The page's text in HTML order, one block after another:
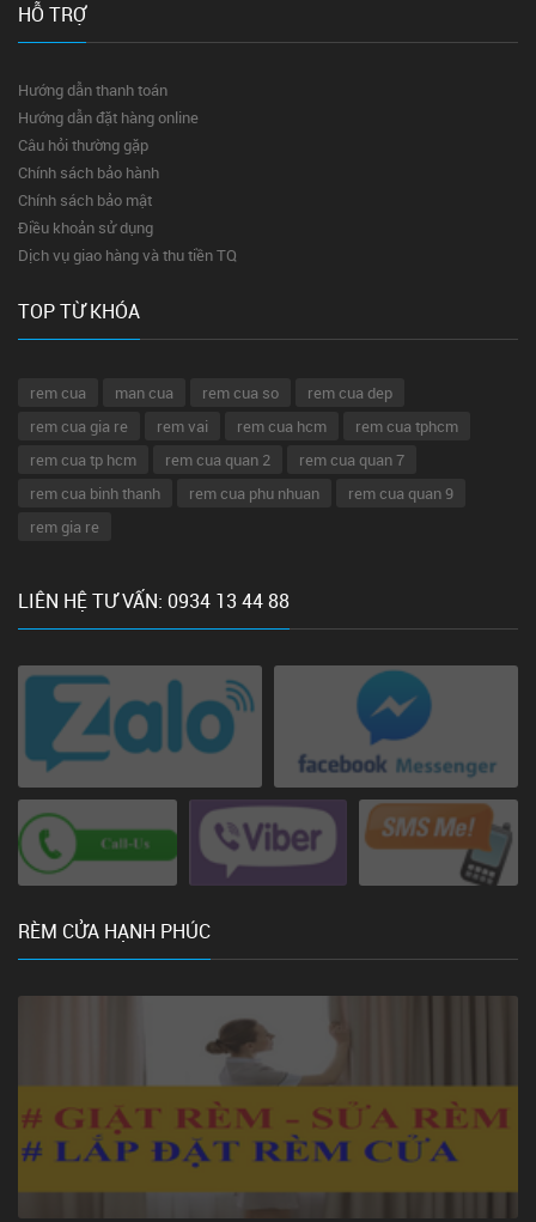
HỖ TRỢ
Hướng dẫn thanh toán
Hướng dẫn đặt hàng online
Câu hỏi thường gặp
Chính sách bảo hành
Chính sách bảo mật
Điều khoản sử dụng
Dịch vụ giao hàng và thu tiền TQ
TOP TỪ KHÓA
rem cua man cua rem cua so
rem cua dep
rem cua gia re
rem vai rem cua hcm
rem cua tphcm
rem cua tp hcm
rem cua quan 2
rem cua quan 7
rem cua binh thanh
rem cua phu nhuan
rem cua quan 9
rem gia re
LIÊN HỆ TƯ VẤN: 0934 13 44 88
RÈM CỬA HẠNH PHÚC